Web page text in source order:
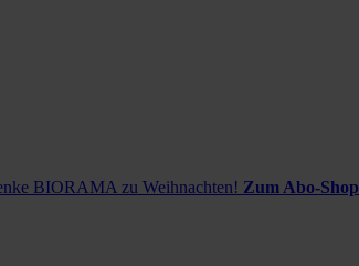
BIORAMA zu Weihnachten! Zum Abo-Shop